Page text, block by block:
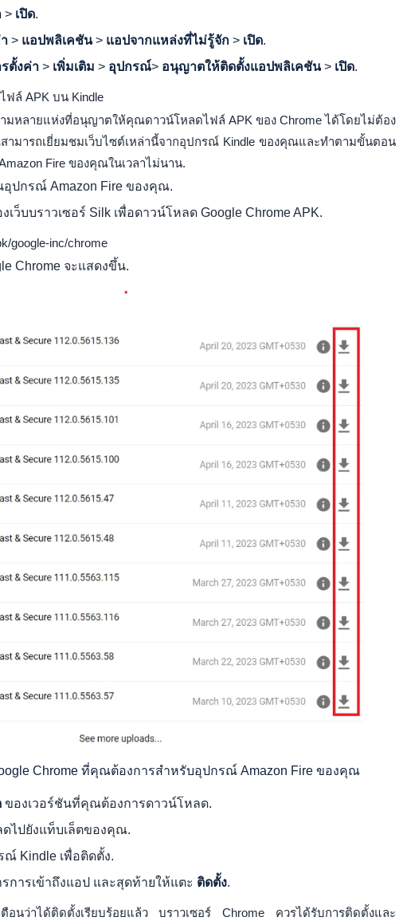
> เปิด.
> แอปพลิเคชัน> แอปจากแหล่งที่ไม่รู้จัก> เปิด.
ตั้งค่า> เพิ่มเติม > อุปกรณ์> อนุญาตให้ติดตั้งแอปพลิเคชัน> เปิด.
ฟล์ APK บน Kindle
หลายแห่งที่อนุญาตให้คุณดาวน์โหลดไฟล์ APK ของ Chrome ได้โดยไม่ต้อง
สามารถเยี่ยมชมเว็บไซต์เหล่านี้จากอุปกรณ์ Kindle ของคุณและทำตามขั้นตอน
Fire ของคุณในเวลาไม่นาน.
ปกรณ์ Amazon Fire ของคุณ.
ว็บบราวเซอร์ Silk เพื่อดาวน์โหลด Google Chrome APK.
google-inc/chrome
Chrome จะแสดงขึ้น.
Chrome ที่คุณต้องการสำหรับอุปกรณ์ Amazon Fire ของคุณ
ของเวอร์ชันที่คุณต้องการดาวน์โหลด.
ไปยังแท็บเล็ตของคุณ.
Kindle เพื่อติดตั้ง.
การเข้าถึงแอป และสุดท้ายให้แตะ ติดตั้ง.
ตือนว่าได้ติดตั้งเรียบร้อยแล้ว บราวเซอร์ Chrome ควรได้รับการติดตั้งและ